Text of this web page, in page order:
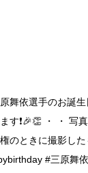
舞依選手のお誕
す❗️🎉👏 ・ ・ 写
のときに撮影した
#三原舞